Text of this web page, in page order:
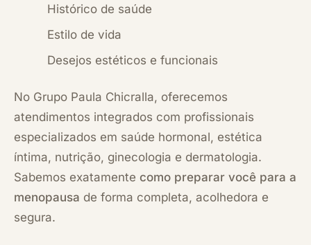
Histórico de saúde
Estilo de vida
Desejos estéticos e funcionais
No Grupo Paula Chicralla, oferecemos
atendimentos integrados com profissionais
especializados em saúde hormonal, estética
íntima, nutrição, ginecologia e dermatologia.
Sabemos exatamente como preparar você para a
menopausa de forma completa, acolhedora e
segura.